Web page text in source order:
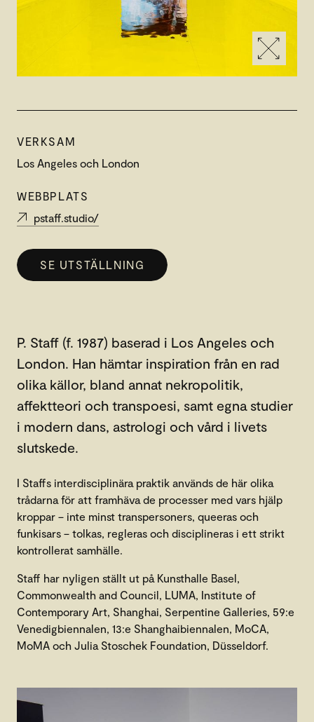
VERKSAM
Los Angeles och London
WEBBPLATS
pstaff.studio/
SE UTSTÄLLNING
P. Staff (f. 1987) baserad i Los Angeles och
London. Han hämtar inspiration från en rad
olika källor, bland annat nekropolitik,
affektteori och transpoesi, samt egna studier
i modern dans, astrologi och vård i livets
slutskede.
I Staffs interdisciplinära praktik används de här olika
trådarna för att framhäva de processer med vars hjälp
kroppar – inte minst transpersoners, queeras och
funkisars – tolkas, regleras och disciplineras i ett strikt
kontrollerat samhälle.
Staff har nyligen ställt ut på Kunsthalle Basel,
Commonwealth and Council, LUMA, Institute of
Contemporary Art, Shanghai, Serpentine Galleries, 59:e
Venedigbiennalen, 13:e Shanghaibiennalen, MoCA,
MoMA och Julia Stoschek Foundation, Düsseldorf.